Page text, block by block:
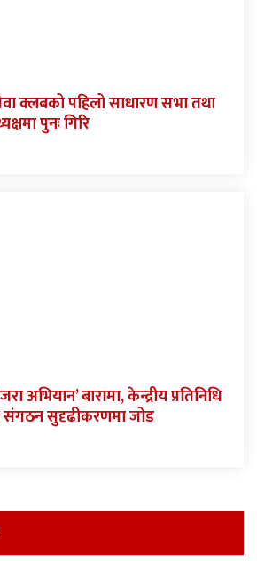
क्लबको पहिलो साधारण सभा तथा
पुनः गिरि
अभियान’ बारामा, केन्द्रीय प्रतिनिधि
र संगठन सुदृढीकरणमा जोड